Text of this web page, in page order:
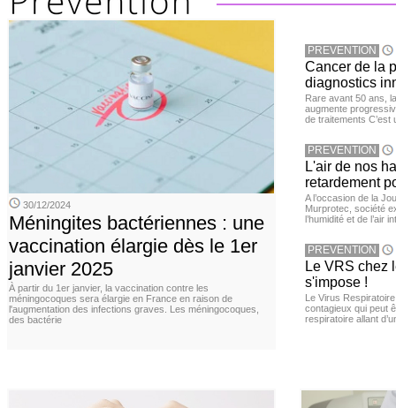
30/12/2024
Méningites bactériennes : une
vaccination élargie dès le 1er
janvier 2025
À partir du 1er janvier, la vaccination contre les
méningocoques sera élargie en France en raison de
l'augmentation des infections graves. Les méningocoques,
des bactérie
PREVENTION
Cancer de la
diagnostics
Rare avant 50 ans,
augmente
de traitements
PREVENTION
L'air de nos
retardement
A l’occasion de la
Murprotec, société
l’humidité et de l’air
PREVENTION
Le VRS chez
s'impose !
Le Virus
contagieux qui peut
respiratoire allant